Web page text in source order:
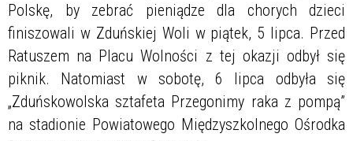
Polskę, by zebrać pieniądze dla chorych dzieci
finiszowali w Zduńskiej Woli w piątek, 5 lipca. Przed
Ratuszem na Placu Wolności z tej okazji odbył się
piknik. Natomiast w sobotę, 6 lipca odbyła się
„Zduńskowolska sztafeta Przegonimy raka z pompą”
na stadionie Powiatowego Międzyszkolnego Ośrodka